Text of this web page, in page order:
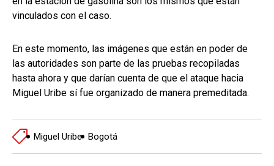
vinculados con el caso.
En este momento, las imágenes que están en poder de
las autoridades son parte de las pruebas recopiladas
hasta ahora y que darían cuenta de que el ataque hacia
Miguel Uribe sí fue organizado de manera premeditada.
Miguel Uribe Bogotá